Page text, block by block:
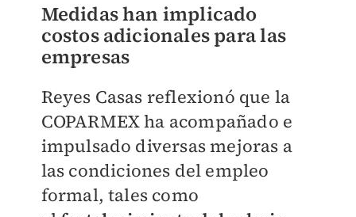
Medidas han implicado
costos adicionales para las
empresas
Reyes Casas reflexionó que la
COPARMEX ha acompañado e
impulsado diversas mejoras a
las condiciones del empleo
formal, tales como